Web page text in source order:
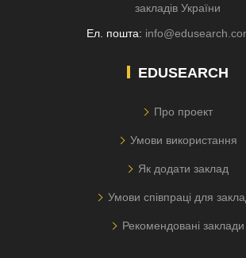
закладів України
Ел. пошта:
EDUSEARCH
Про проект
Умови використання
Як додати заклад
Умови співпраці для
Рекомендовані заклади